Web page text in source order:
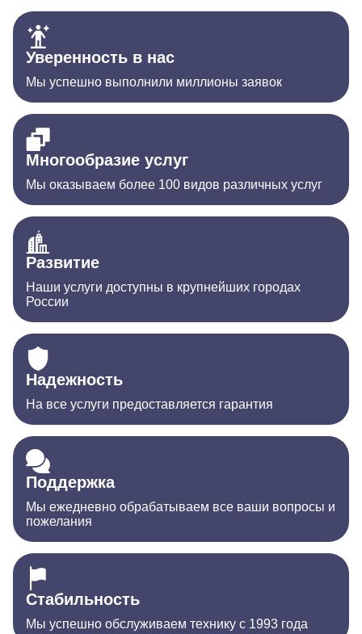
Уверенность в нас
Мы успешно выполнили миллионы заявок
Многообразие услуг
Мы оказываем более 100 видов различных услуг
Развитие
Наши услуги доступны в крупнейших городах
России
Надежность
На все услуги предоставляется гарантия
Поддержка
Мы ежедневно обрабатываем все ваши вопросы и
пожелания
Стабильность
Мы успешно обслуживаем технику с 1993 года